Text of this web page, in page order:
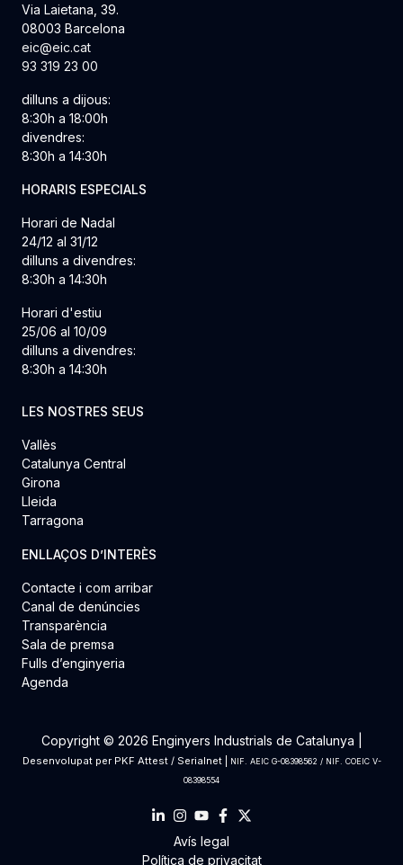
Via Laietana, 39.
08003 Barcelona
eic@eic.cat
93 319 23 00
dilluns a dijous:
8:30h a 18:00h
divendres:
8:30h a 14:30h
HORARIS ESPECIALS
Horari de Nadal
24/12 al 31/12
dilluns a divendres:
8:30h a 14:30h
Horari d'estiu
25/06 al 10/09
dilluns a divendres:
8:30h a 14:30h
LES NOSTRES SEUS
Vallès
Catalunya Central
Girona
Lleida
Tarragona
ENLLAÇOS D’INTERÈS
Contacte i com arribar
Canal de denúncies
Transparència
Sala de premsa
Fulls d’enginyeria
Agenda
Copyright © 2026 Enginyers Industrials de Catalunya |
Desenvolupat per PKF Attest/ Serialnet|
NIF. AEIC G-08398562 / NIF. COEIC V-
08398554
Avís legal
Política de privacitat